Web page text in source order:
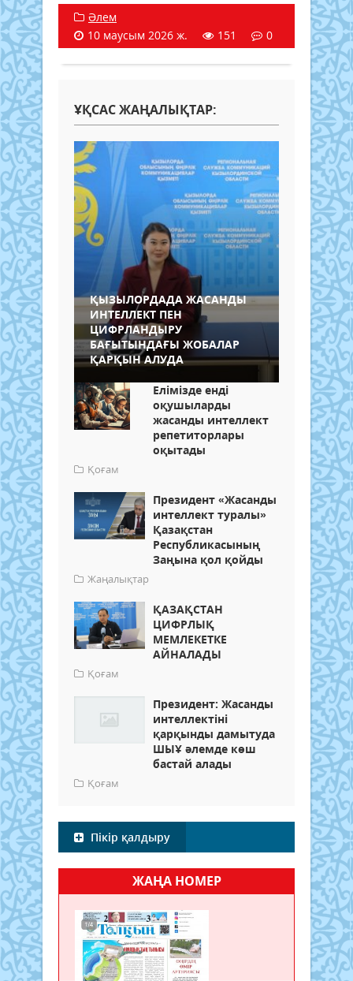
Әлем
10 маусым 2026 ж.
151 0
ҰҚСАС ЖАҢАЛЫҚТАР:
ҚЫЗЫЛОРДАДА ЖАСАНДЫ
ИНТЕЛЛЕКТ ПЕН
ЦИФРЛАНДЫРУ
БАҒЫТЫНДАҒЫ ЖОБАЛАР
ҚАРҚЫН АЛУДА
Елімізде енді
оқушыларды
жасанды интеллект
репетиторлары
оқытады
Қоғам
Президент «Жасанды
интеллект туралы»
Қазақстан
Республикасының
Заңына қол қойды
Жаңалықтар
ҚАЗАҚСТАН
ЦИФРЛЫҚ
МЕМЛЕКЕТКЕ
АЙНАЛАДЫ
Қоғам
Президент: Жасанды
интеллектіні
қарқынды дамытуда
ШЫҰ әлемде көш
бастай алады
Қоғам
Пікір қалдыру
ЖАҢА НОМЕР